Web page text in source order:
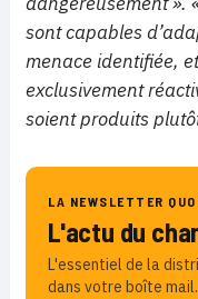
sont capables
menace identifiée,
exclusivement
soient produits
LA NEWSLETTER
L'actu du
L'essentiel de la
dans votre boîte mail.